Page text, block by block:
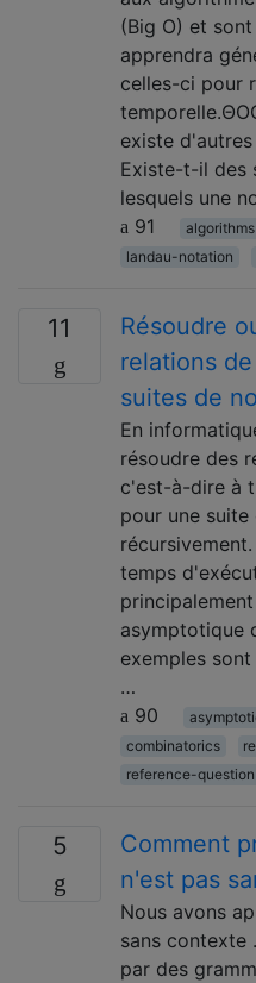
(Big O) et
apprendra
celles-ci pour
existe
Existe-t-il des
lesquels une
91
algorithms
landau-notation
11
Résoudre
relations
suites de
En
résoudre des
c'est-à-dire à
pour une
temps
asymptotique
exemples
…
90
combinatorics
reference-question
5
Comment
n'est pas
Nous avons
sans contexte
par des